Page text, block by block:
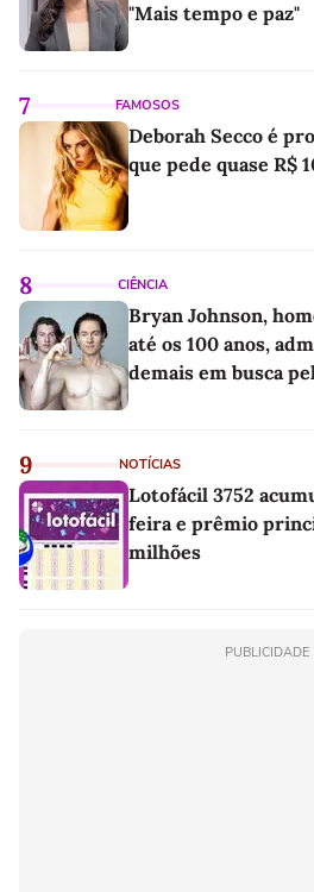
"Mais tempo e paz"
7 FAMOSOS
Deborah Secco é
que pede quase R$
8 CIÊNCIA
Bryan Johnson,
até os 100 anos,
demais em busca
9 NOTÍCIAS
Lotofácil 3752
feira e prêmio
milhões
PUBLICIDADE